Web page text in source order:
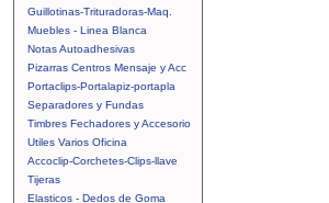
Guillotinas-Trituradoras-Maq.
Muebles - Linea Blanca
Notas Autoadhesivas
Pizarras Centros Mensaje y Acc
Portaclips-Portalapiz-portapla
Separadores y Fundas
Timbres Fechadores y Accesorio
Utiles Varios Oficina
Accoclip-Corchetes-Clips-llave
Tijeras
Elasticos - Dedos de Goma